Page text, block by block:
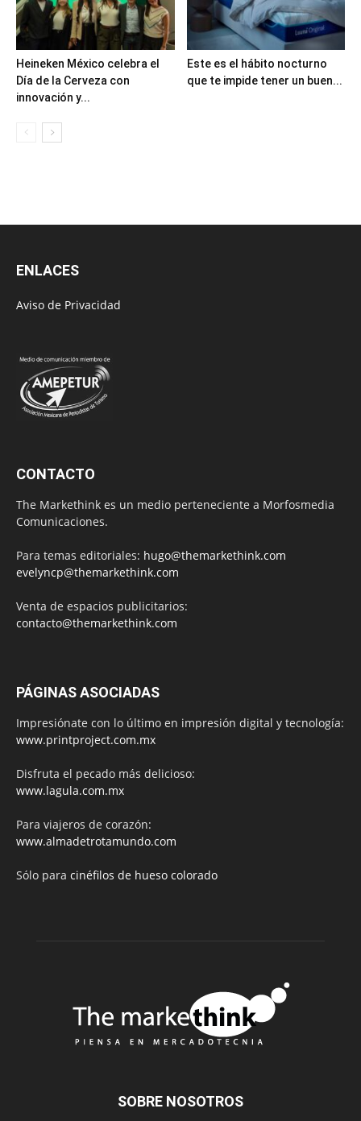
Heineken México celebra el
Día de la Cerveza con
innovación y...
Este es el hábito nocturno
que te impide tener un buen...
ENLACES
Aviso de Privacidad
CONTACTO
The Markethink es un medio perteneciente a Morfosmedia
Comunicaciones.
Para temas editoriales: hugo@themarkethink.com
evelyncp@themarkethink.com
Venta de espacios publicitarios:
contacto@themarkethink.com
PÁGINAS ASOCIADAS
Impresiónate con lo último en impresión digital y tecnología:
www.printproject.com.mx
Disfruta el pecado más delicioso:
www.lagula.com.mx
Para viajeros de corazón:
www.almadetrotamundo.com
Sólo para cinéfilos de hueso colorado
SOBRE NOSOTROS